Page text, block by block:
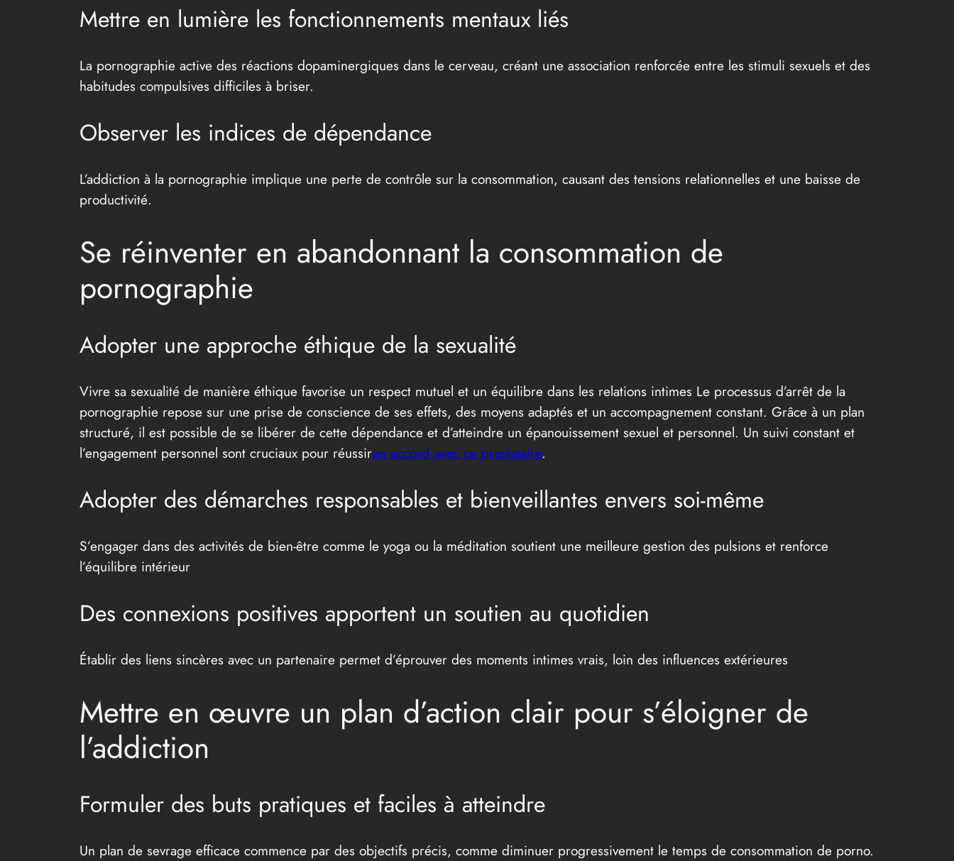
Mettre en lumière les fonctionnements mentaux liés
La pornographie active des réactions dopaminergiques dans le cerveau, créant une association renforcée entre les stimuli sexuels et des
habitudes compulsives difficiles à briser.
Observer les indices de dépendance
L’addiction à la pornographie implique une perte de contrôle sur la consommation, causant des tensions relationnelles et une baisse de
productivité.
Se réinventer en abandonnant la consommation de
pornographie
Adopter une approche éthique de la sexualité
Vivre sa sexualité de manière éthique favorise un respect mutuel et un équilibre dans les relations intimes Le processus d’arrêt de la
pornographie repose sur une prise de conscience de ses effets, des moyens adaptés et un accompagnement constant. Grâce à un plan
structuré, il est possible de se libérer de cette dépendance et d’atteindre un épanouissement sexuel et personnel. Un suivi constant et
l’engagement personnel sont cruciaux pour réussiren accord avec ce prestataire.
Adopter des démarches responsables et bienveillantes envers soi-même
S’engager dans des activités de bien-être comme le yoga ou la méditation soutient une meilleure gestion des pulsions et renforce
l’équilibre intérieur
Des connexions positives apportent un soutien au quotidien
Établir des liens sincères avec un partenaire permet d’éprouver des moments intimes vrais, loin des influences extérieures
Mettre en œuvre un plan d’action clair pour s’éloigner de
l’addiction
Formuler des buts pratiques et faciles à atteindre
Un plan de sevrage efficace commence par des objectifs précis, comme diminuer progressivement le temps de consommation de porno.